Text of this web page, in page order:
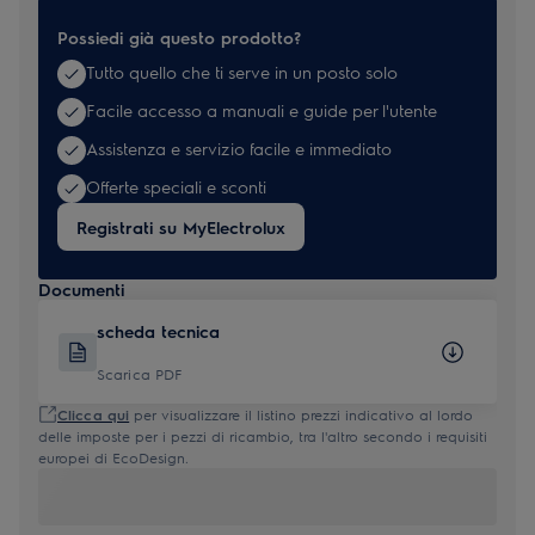
Possiedi già questo prodotto?
Tutto quello che ti serve in un posto solo
Facile accesso a manuali e guide per l'utente
Assistenza e servizio facile e immediato
Offerte speciali e sconti
Registrati su MyElectrolux
Documenti
scheda tecnica
Scarica PDF
Clicca qui per visualizzare il listino prezzi indicativo al lordo
delle imposte per i pezzi di ricambio, tra l'altro secondo i requisiti
europei di EcoDesign.